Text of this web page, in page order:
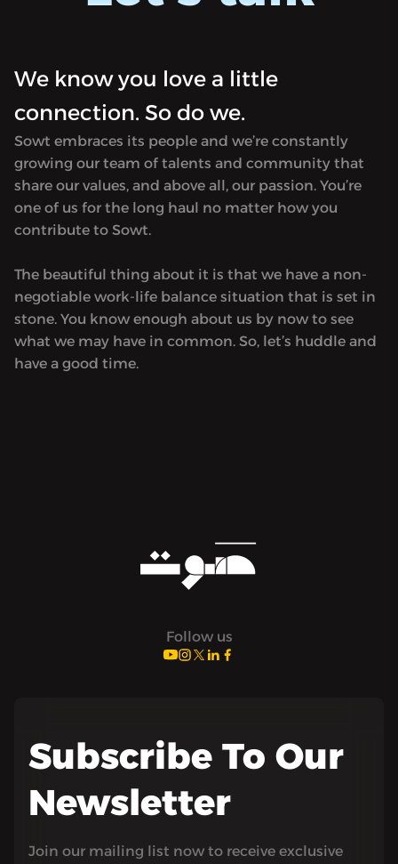
صحي مفعم بالسعادة. براء الصباغ جرعة
Health) الذي لاقى نجاح كبيراً، وهي ستقدّم
النسخة العربية من البرنامج بعنوان "صحتك
أهم مع براء" بصورة حصريّة عبر شبكة "آر جي
أن". براء هي واحدة من أبرز خبراء التغذية
والحمية الرياضية في دبي، وهي كذلك مدربة
شخصيّة.
مدربة
We know you love a little
connection. So do we.
Sowt embraces its people and we’re constantly
growing our team of talents and community that
share our values, and above all, our passion. You’re
one of us for the long haul no matter how you
contribute to Sowt.
The beautiful thing about it is that we have a non-
negotiable work-life balance situation that is set in
stone. You know enough about us by now to see
what we may have in common. So, let’s huddle and
have a good time.
Follow us
Subscribe To Our
Newsletter
Join our mailing list now to receive exclusive